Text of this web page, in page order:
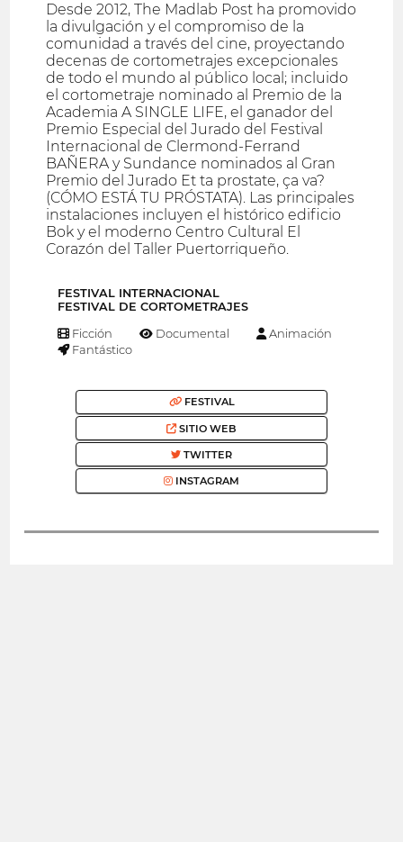
Desde 2012, The Madlab Post ha promovido
la divulgación y el compromiso de la
comunidad a través del cine, proyectando
decenas de cortometrajes excepcionales
de todo el mundo al público local; incluido
el cortometraje nominado al Premio de la
Academia A SINGLE LIFE, el ganador del
Premio Especial del Jurado del Festival
Internacional de Clermond-Ferrand
BAÑERA y Sundance nominados al Gran
Premio del Jurado Et ta prostate, ça va?
(CÓMO ESTÁ TU PRÓSTATA). Las principales
instalaciones incluyen el histórico edificio
Bok y el moderno Centro Cultural El
Corazón del Taller Puertorriqueño.
FESTIVAL INTERNACIONAL
FESTIVAL DE CORTOMETRAJES
Ficción Documental
Animación
Fantástico
FESTIVAL
SITIO WEB
TWITTER
INSTAGRAM